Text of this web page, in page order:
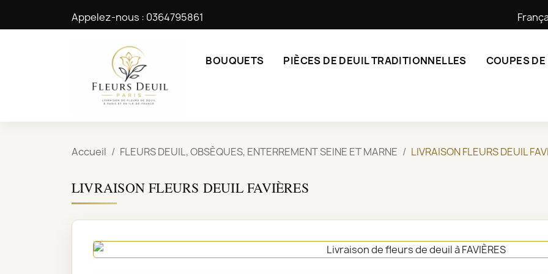
Appelez-nous : 0364795861
BOUQUETS PIÈCES DE DEUIL TRADITIONNELLES COUPES
Accueil FLEURS DEUIL, OBSÈQUES, ENTERREMENT SEINE ET MARNE LIVRAISON FLEURS DEUIL
LIVRAISON FLEURS DEUIL FAVIÈRES